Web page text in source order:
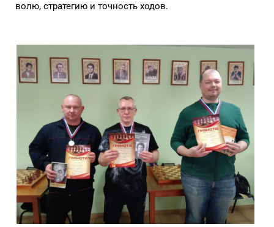
волю, стратегию и точность ходов.